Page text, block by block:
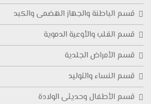
قسم الباطنة والجهاز الهضمى والكبد
قسم القلب والأوعية الدموية
قسم الأمراض الجلدية
قسم النساء والتوليد
قسم الأطفال وحديثى الولادة